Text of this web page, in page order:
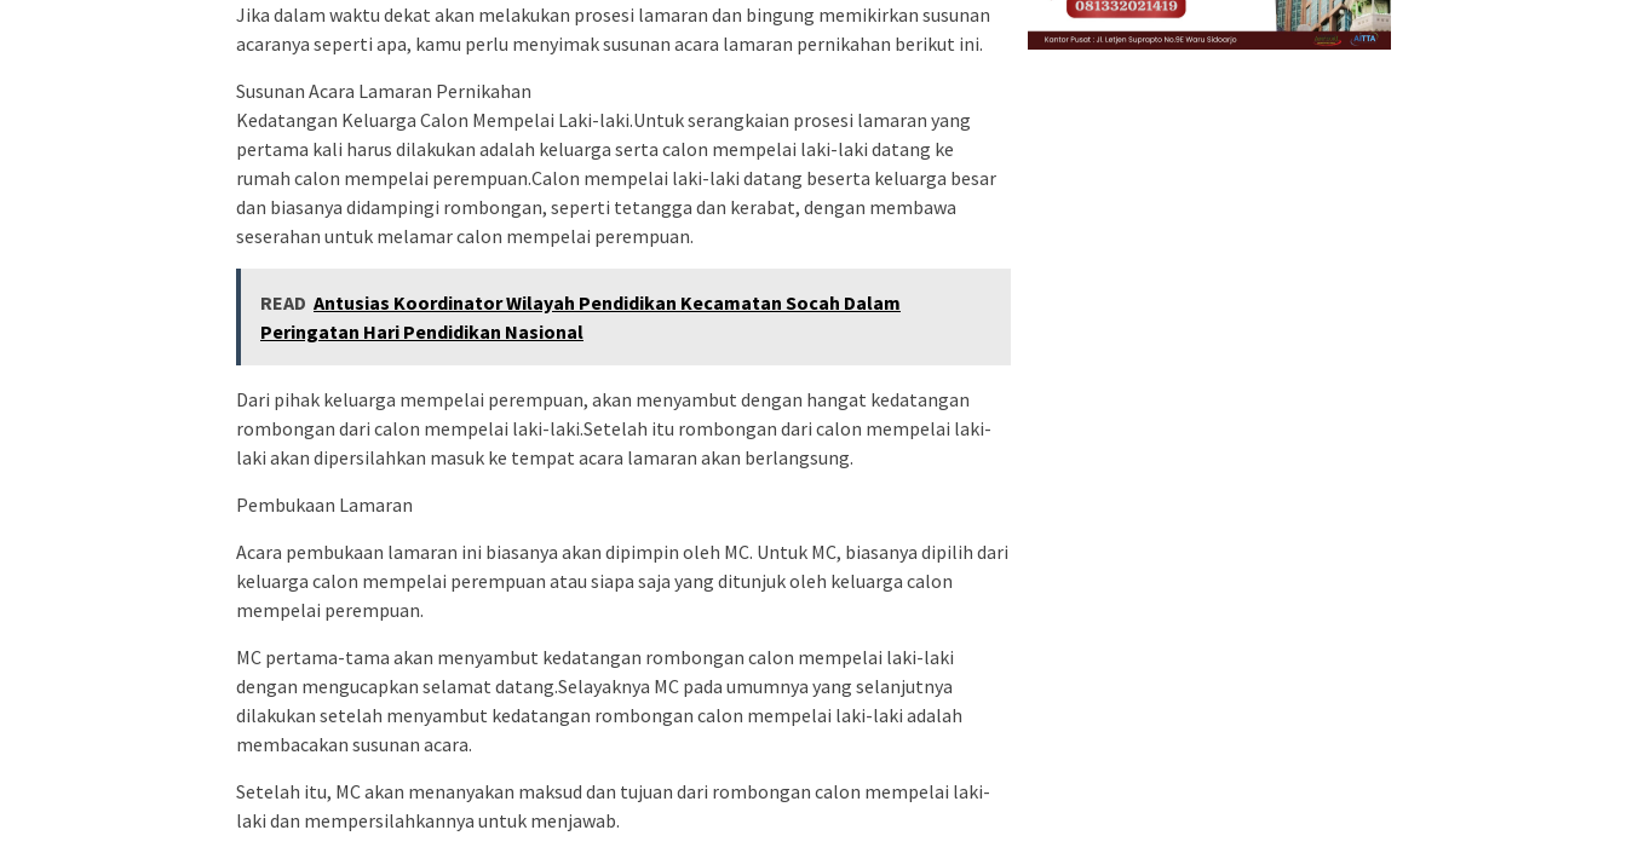
Jika dalam waktu dekat akan melakukan prosesi lamaran dan bingung memikirkan susunan
acaranya seperti apa, kamu perlu menyimak susunan acara lamaran pernikahan berikut ini.
Susunan Acara Lamaran Pernikahan
Kedatangan Keluarga Calon Mempelai Laki-laki.Untuk serangkaian prosesi lamaran yang
pertama kali harus dilakukan adalah keluarga serta calon mempelai laki-laki datang ke
rumah calon mempelai perempuan.Calon mempelai laki-laki datang beserta keluarga besar
dan biasanya didampingi rombongan, seperti tetangga dan kerabat, dengan membawa
seserahan untuk melamar calon mempelai perempuan.
READ Antusias Koordinator Wilayah Pendidikan Kecamatan Socah Dalam
Peringatan Hari Pendidikan Nasional
Dari pihak keluarga mempelai perempuan, akan menyambut dengan hangat kedatangan
rombongan dari calon mempelai laki-laki.Setelah itu rombongan dari calon mempelai laki-
laki akan dipersilahkan masuk ke tempat acara lamaran akan berlangsung.
Pembukaan Lamaran
Acara pembukaan lamaran ini biasanya akan dipimpin oleh MC. Untuk MC, biasanya dipilih dari
keluarga calon mempelai perempuan atau siapa saja yang ditunjuk oleh keluarga calon
mempelai perempuan.
MC pertama-tama akan menyambut kedatangan rombongan calon mempelai laki-laki
dengan mengucapkan selamat datang.Selayaknya MC pada umumnya yang selanjutnya
dilakukan setelah menyambut kedatangan rombongan calon mempelai laki-laki adalah
membacakan susunan acara.
Setelah itu, MC akan menanyakan maksud dan tujuan dari rombongan calon mempelai laki-
laki dan mempersilahkannya untuk menjawab.